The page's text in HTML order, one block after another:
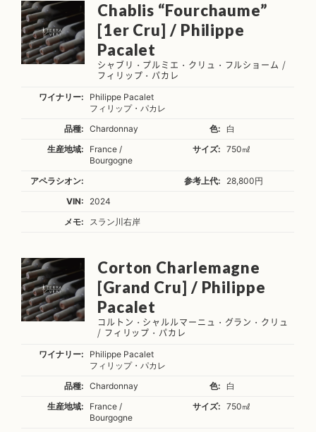
Chablis “Fourchaume”
[1er Cru] / Philippe
Pacalet
シャブリ・プルミエ・クリュ・フルショーム /
フィリップ・パカレ
ワイナリー:
Philippe Pacalet
フィリップ・パカレ
品種:
Chardonnay 色:
白
生産地域:
France /
Bourgogne
サイズ: 750㎖
アペラシオン: 参考上代:
28,800円
VIN:
2024
メモ:
スラン川右岸
Corton Charlemagne
[Grand Cru] / Philippe
Pacalet
コルトン・シャルルマーニュ・グラン・クリュ
/ フィリップ・パカレ
ワイナリー:
Philippe Pacalet
フィリップ・パカレ
品種:
Chardonnay 色:
白
生産地域:
France /
Bourgogne
サイズ: 750㎖